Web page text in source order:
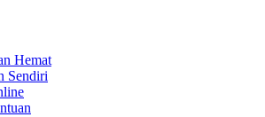
Hemat
Sendiri